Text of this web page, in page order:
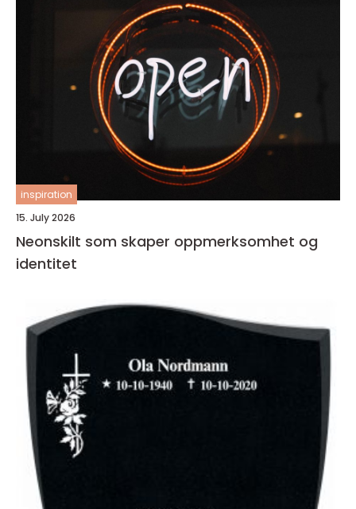
inspiration
15. July 2026
Neonskilt som skaper oppmerksomhet og
identitet